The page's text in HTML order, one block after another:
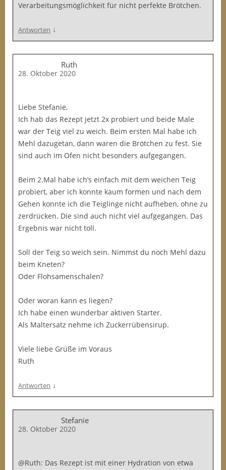
Verarbeitungsmöglichkeit für nicht perfekte Brötchen.
Antworten ↓
Ruth
28. Oktober 2020
Liebe Stefanie,
Ich hab das Rezept jetzt 2x probiert und beide Male
war der Teig viel zu weich. Beim ersten Mal habe ich
Mehl dazugetan, dann waren die Brötchen zu fest. Sie
sind auch im Ofen nicht besonders aufgegangen.
Beim 2.Mal habe ich’s einfach mit dem weichen Teig
probiert, aber ich konnte kaum formen und nach dem
Gehen konnte ich die Teiglinge nicht aufheben, ohne zu
zerdrücken. Die sind auch nicht viel aufgegangen. Das
Ergebnis war nicht toll.
Soll der Teig so weich sein. Nimmst du noch Mehl dazu
beim Kneten?
Oder Flohsamenschalen?
Oder woran kann es liegen?
Ich habe einen wunderbar aktiven Starter.
Als Maltersatz nehme ich Zuckerrübensirup.
Viele liebe Grüße im Voraus
Ruth
Antworten ↓
Stefanie
28. Oktober 2020
@Ruth: Das Rezept ist mit einer Hydration von etwa